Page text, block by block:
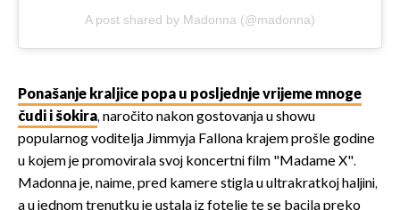
A post shared by Madonna (@madonna)
Ponašanje kraljice popa u posljednje vrijeme mnoge
čudi i šokira, naročito nakon gostovanja u showu
popularnog voditelja Jimmyja Fallona krajem prošle godine
u kojem je promovirala svoj koncertni film "Madame X".
Madonna je, naime, pred kamere stigla u ultrakratkoj haljini,
a u jednom trenutku je ustala iz fotelje te se bacila preko